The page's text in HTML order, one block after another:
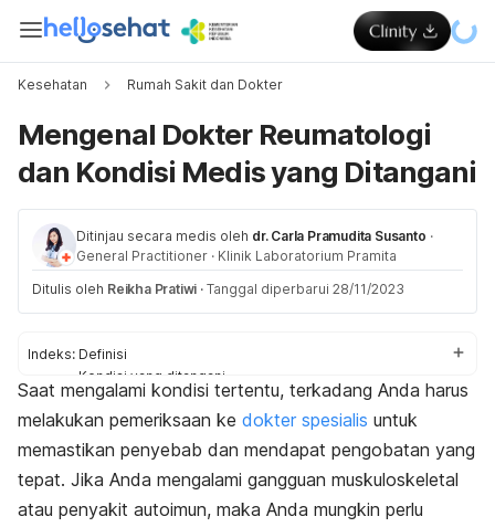
Kesehatan Rumah Sakit dan Dokter
Mengenal Dokter Reumatologi
dan Kondisi Medis yang Ditangani
Ditinjau secara medis oleh dr. Carla Pramudita Susanto ·
General Practitioner · Klinik Laboratorium Pramita
Ditulis oleh Reikha Pratiwi · Tanggal diperbarui 28/11/2023
Indeks: Definisi
Kondisi yang ditangani
Peran dan tindakan
Kapan ke dokter reumatologi?
Persiapan
Saat mengalami kondisi tertentu, terkadang Anda harus
melakukan pemeriksaan ke dokter spesialis untuk
memastikan penyebab dan mendapat pengobatan yang
tepat. Jika Anda mengalami gangguan muskuloskeletal
atau penyakit autoimun, maka Anda mungkin perlu